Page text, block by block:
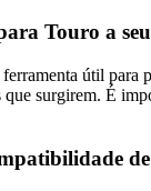
Touro a
útil para
surgirem. É